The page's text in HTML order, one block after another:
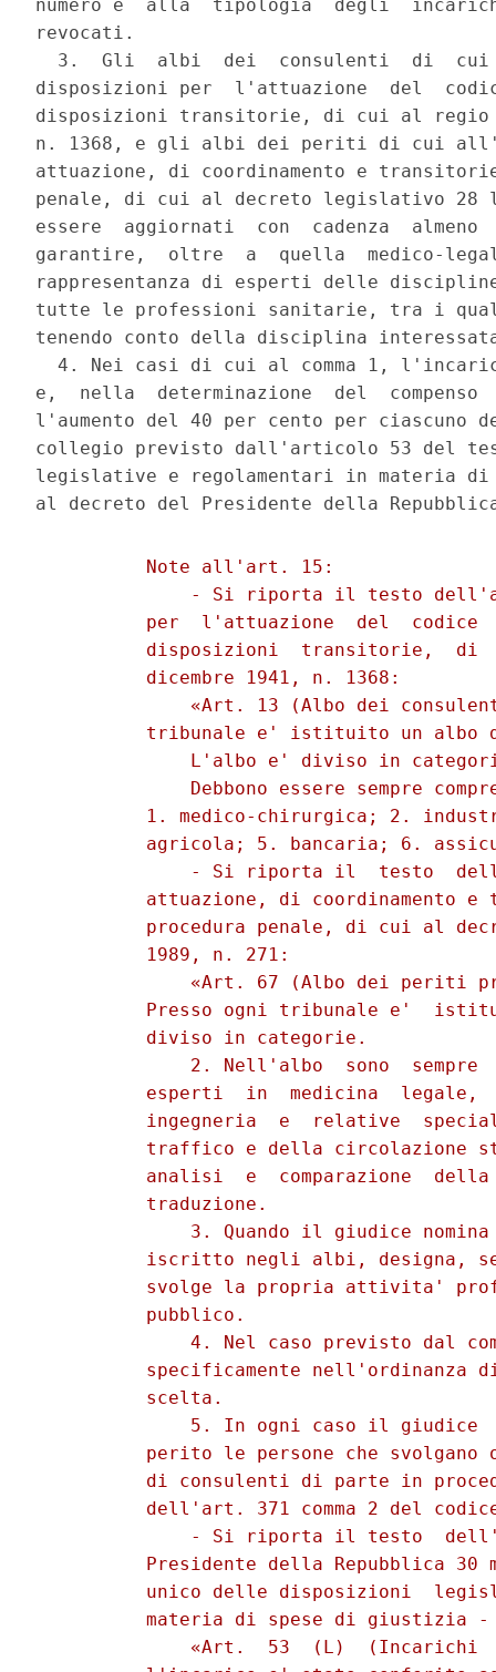
numero e  alla  tipologia  degli
revocati.
3.  Gli  albi  dei  consulenti  di
disposizioni per  l'attuazione  del
disposizioni transitorie, di cui al regio
n. 1368, e gli albi dei periti di cui
attuazione, di coordinamento e
penale, di cui al decreto legislativo 28
essere  aggiornati  con  cadenza
garantire,  oltre  a  quella  medico-
rappresentanza di esperti delle
tutte le professioni sanitarie, tra i
tenendo conto della disciplina
4. Nei casi di cui al comma 1,
e,  nella  determinazione  del
l'aumento del 40 per cento per
collegio previsto dall'articolo 53 del
legislative e regolamentari in materia
          Note all'art. 15:
- Si riporta il testo
per  l'attuazione  del  codice
disposizioni  transitorie,  di
          dicembre 1941, n. 1368:
«Art. 13 (Albo dei
tribunale e' istituito un albo
L'albo e' diviso in
Debbono essere sempre
1. medico-chirurgica; 2.
agricola; 5. bancaria; 6.
- Si riporta il  testo
attuazione, di coordinamento e
procedura penale, di cui al
          1989, n. 271:
«Art. 67 (Albo dei periti
Presso ogni tribunale e'
          diviso in categorie.
2. Nell'albo  sono  sempre
esperti  in  medicina  legale,
ingegneria  e  relative
traffico e della circolazione
analisi  e  comparazione
          traduzione.
3. Quando il giudice
iscritto negli albi, designa,
svolge la propria attivita'
          pubblico.
4. Nel caso previsto dal
specificamente nell'ordinanza
          scelta.
5. In ogni caso il giudice
perito le persone che svolgano
di consulenti di parte in
dell'art. 371 comma 2 del
- Si riporta il testo
Presidente della Repubblica 30
unico delle disposizioni
materia di spese di giustizia
«Art.  53  (L)  (Incarichi